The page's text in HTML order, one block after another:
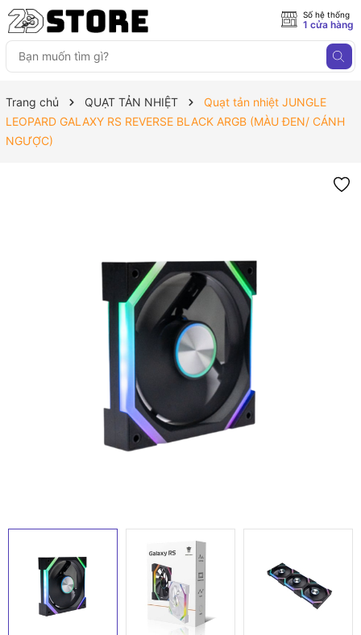
Số hệ thống
1 cửa hàng
Trang chủ QUẠT TẢN NHIỆT
Quạt tản nhiệt JUNGLE
LEOPARD GALAXY RS REVERSE BLACK ARGB (MÀU ĐEN/ CÁNH
NGƯỢC)